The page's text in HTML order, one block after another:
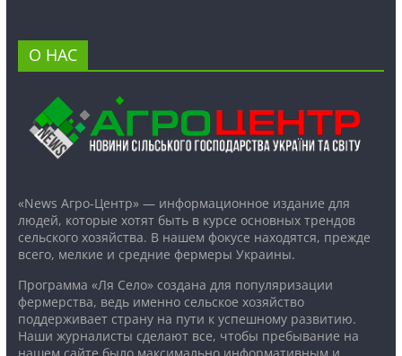
О НАС
«News Агро-Центр» — информационное издание для
людей, которые хотят быть в курсе основных трендов
сельского хозяйства. В нашем фокусе находятся, прежде
всего, мелкие и средние фермеры Украины.
Программа «Ля Село» создана для популяризации
фермерства, ведь именно сельское хозяйство
поддерживает страну на пути к успешному развитию.
Наши журналисты сделают все, чтобы пребывание на